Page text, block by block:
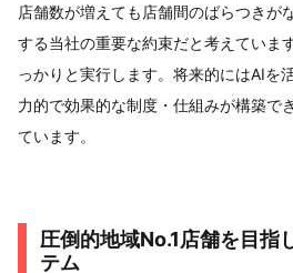
店舗数が増えても店舗間のばらつきが
する当社の重要な約束だと考えていま
っかりと実行します。将来的にはAIを
力的で効果的な制度・仕組みが構築で
ています。
圧倒的地域No.1店舗を目
テム